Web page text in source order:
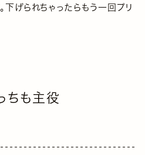
下げられちゃったらもう一回プリ
ちも主役